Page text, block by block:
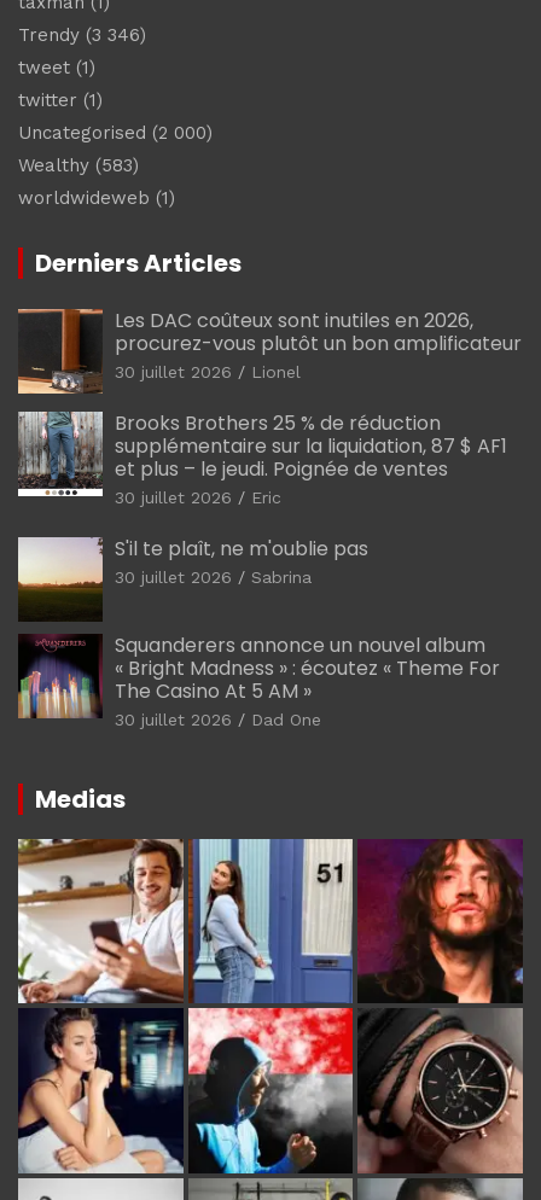
Trendy (3 346)
tweet (1)
twitter (1)
Uncategorised (2 000)
Wealthy (583)
worldwideweb (1)
Derniers Articles
Les DAC coûteux sont inutiles en 2026,
procurez-vous plutôt un bon amplificateur
30 juillet 2026 Lionel
Brooks Brothers 25 % de réduction
supplémentaire sur la liquidation, 87 $ AF1
et plus – le jeudi. Poignée de ventes
30 juillet 2026 Eric
S'il te plaît, ne m'oublie pas
30 juillet 2026 Sabrina
Squanderers annonce un nouvel album
« Bright Madness » : écoutez « Theme For
The Casino At 5 AM »
30 juillet 2026 Dad One
Medias